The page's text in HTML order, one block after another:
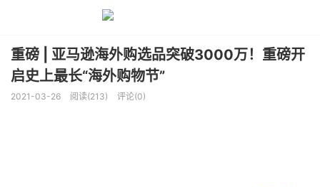
重磅 | 亚马逊海外购选品突破3000万！重磅开
启史上最长“海外购物节”
2021-03-26 阅读(213) 评论(0)